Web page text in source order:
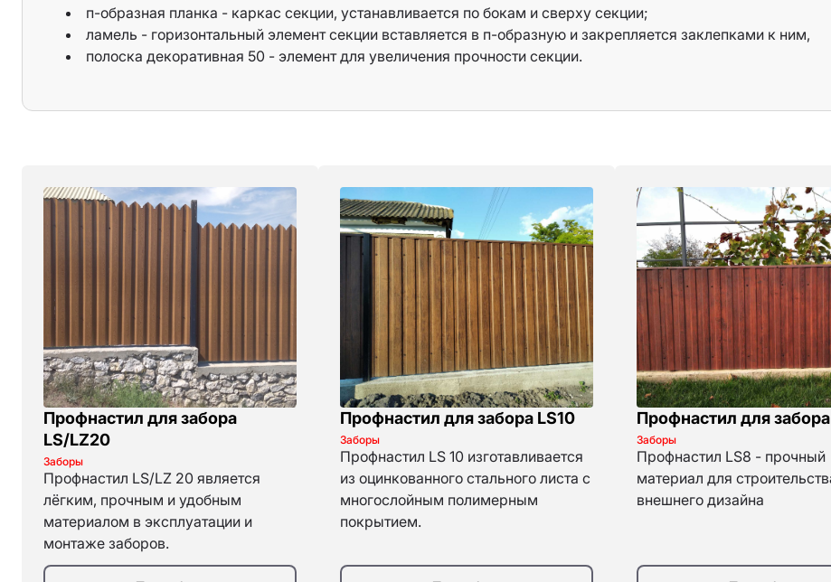
п-образная планка - каркас секции, устанавливается по бокам и сверху секции;
ламель - горизонтальный элемент секции вставляется в п-образную и закрепляется заклепками к ним,
полоска декоративная 50 - элемент для увеличения прочности секции.
Длина элементов не более 3,0 м.
Полоска 50 устанавливается для односторонних ламелей с задней
стороны секции при её длине более 1,70 м, 2 полоски от 2,30м.
бархатное
Print Green: туя, самшит
Профнастил для забора
LS/LZ20
Заборы
Профнастил LS/LZ 20 является
лёгким, прочным и удобным
материалом в эксплуатации и
монтаже заборов.
Профнастил для забора LS10
Заборы
Профнастил LS 10 изготавливается
из оцинкованного стального листа с
многослойным полимерным
покрытием.
Профнастил для
Заборы
Профнастил LS8 - прочный
материал для
внешнего дизайна